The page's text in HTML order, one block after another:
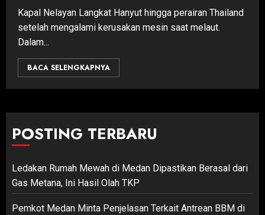
Kapal Nelayan Langkat Hanyut hingga perairan Thailand
setelah mengalami kerusakan mesin saat melaut.
Dalam...
BACA SELENGKAPNYA
POSTING TERBARU
Ledakan Rumah Mewah di Medan Dipastikan Berasal dari
Gas Metana, Ini Hasil Olah TKP
Pemkot Medan Minta Penjelasan Terkait Antrean BBM di